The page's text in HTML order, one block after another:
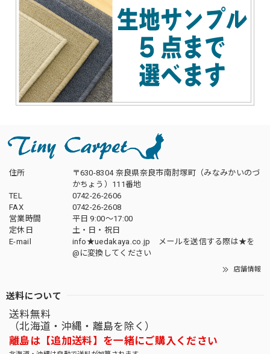
住所
〒630-8304 奈良県奈良市南肘塚町（みなみかいのづ
かちょう）111番地
TEL
0742-26-2606
FAX
0742-26-2608
営業時間
平日 9:00～17:00
定休日
土・日・祝日
E-mail
info★uedakaya.co.jp メールを送信する際は★を
@に変換してください
店舗情報
送料について
送料無料
（北海道・沖縄・離島を除く）
離島は【追加送料】を一緒にご購入ください